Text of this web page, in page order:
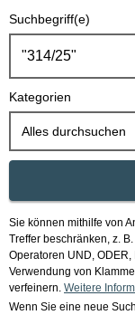
u
h
b
x
Suchbegriff(e)
Kategorien
Alles durchsuchen
Sie können mithilfe von
Treffer beschränken, z.
Operatoren UND,
Verwendung von
verfeinern. Weitere
Wenn Sie eine neue